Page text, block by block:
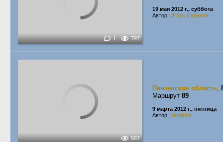
1 797
19 мая 2012 г., суббота
Автор: Игорь Сериков
567
Пензенская область,
Маршрут 89
9 марта 2012 г., пятница
Автор: Serginho